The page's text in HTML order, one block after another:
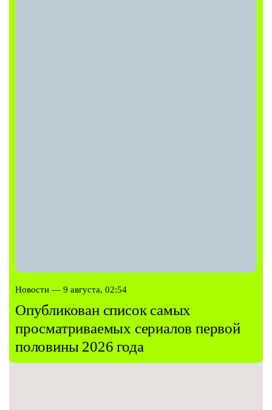
Новости — 9 августа, 02:54
Опубликован список самых
просматриваемых сериалов первой
половины 2026 года